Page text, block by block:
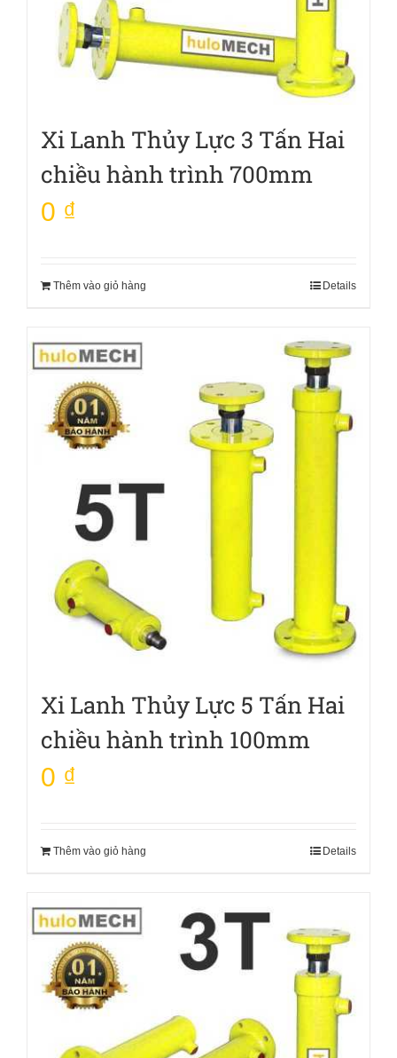
Xi Lanh Thủy Lực 3 Tấn Hai
chiều hành trình 700mm
0 ₫
Thêm vào giỏ hàng Details
Xi Lanh Thủy Lực 5 Tấn Hai
chiều hành trình 100mm
0 ₫
Thêm vào giỏ hàng Details